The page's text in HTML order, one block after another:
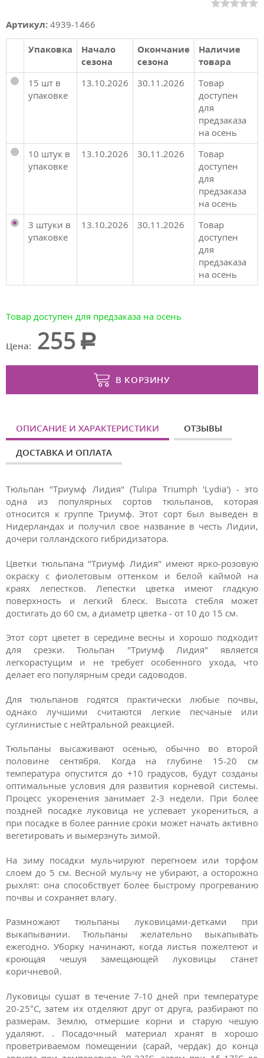
Артикул: 4939-1466
Упаковка
Начало
сезона
Окончание
сезона
Наличие
товара
15 шт в
упаковке
13.10.2026 30.11.2026
Товар
доступен
для
предзаказа
на осень
10 штук в
упаковке
13.10.2026 30.11.2026
Товар
доступен
для
предзаказа
на осень
3 штуки в
упаковке
13.10.2026 30.11.2026
Товар
доступен
для
предзаказа
на осень
Товар доступен для предзаказа на осень
Цена: 255
В КОРЗИНУ
ОПИСАНИЕ И ХАРАКТЕРИСТИКИ ОТЗЫВЫ
ДОСТАВКА И ОПЛАТА
Тюльпан "Триумф Лидия" (Tulipa Triumph 'Lydia') - это
одна из популярных сортов тюльпанов, которая
относится к группе Триумф. Этот сорт был выведен в
Нидерландах и получил свое название в честь Лидии,
дочери голландского гибридизатора.
Цветки тюльпана "Триумф Лидия" имеют ярко-розовую
окраску с фиолетовым оттенком и белой каймой на
краях лепестков. Лепестки цветка имеют гладкую
поверхность и легкий блеск. Высота стебля может
достигать до 60 см, а диаметр цветка - от 10 до 15 см.
Этот сорт цветет в середине весны и хорошо подходит
для срезки. Тюльпан "Триумф Лидия" является
легкорастущим и не требует особенного ухода, что
делает его популярным среди садоводов.
Для тюльпанов годятся практически любые почвы,
однако лучшими считаются легкие песчаные или
суглинистые с нейтральной реакцией.
Тюльпаны высаживают осенью, обычно во второй
половине сентября. Когда на глубине 15-20 см
температура опустится до +10 градусов, будут созданы
оптимальные условия для развития корневой системы.
Процесс укоренения занимает 2-3 недели. При более
поздней посадке луковица не успевает укорениться, а
при посадке в более ранние сроки может начать активно
вегетировать и вымерзнуть зимой.
На зиму посадки мульчируют перегноем или торфом
слоем до 5 см. Весной мульчу не убирают, а осторожно
рыхлят: она способствует более быстрому прогреванию
почвы и сохраняет влагу.
Размножают тюльпаны луковицами-детками при
выкапывании. Тюльпаны желательно выкапывать
ежегодно. Уборку начинают, когда листья пожелтеют и
кроющая чешуя замещающей луковицы станет
коричневой.
Луковицы сушат в течение 7-10 дней при температуре
20-25°С, затем их отделяют друг от друга, разбирают по
размерам. Землю, отмершие корни и старую чешую
удаляют. . Посадочный материал хранят в хорошо
проветриваемом помещении (сарай, чердак) до конца